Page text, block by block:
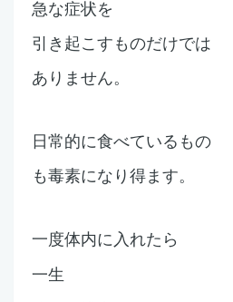
急な症状を
引き起こすものだけでは
ありません。
日常的に食べているもの
も毒素になり得ます。
一度体内に入れたら
一生